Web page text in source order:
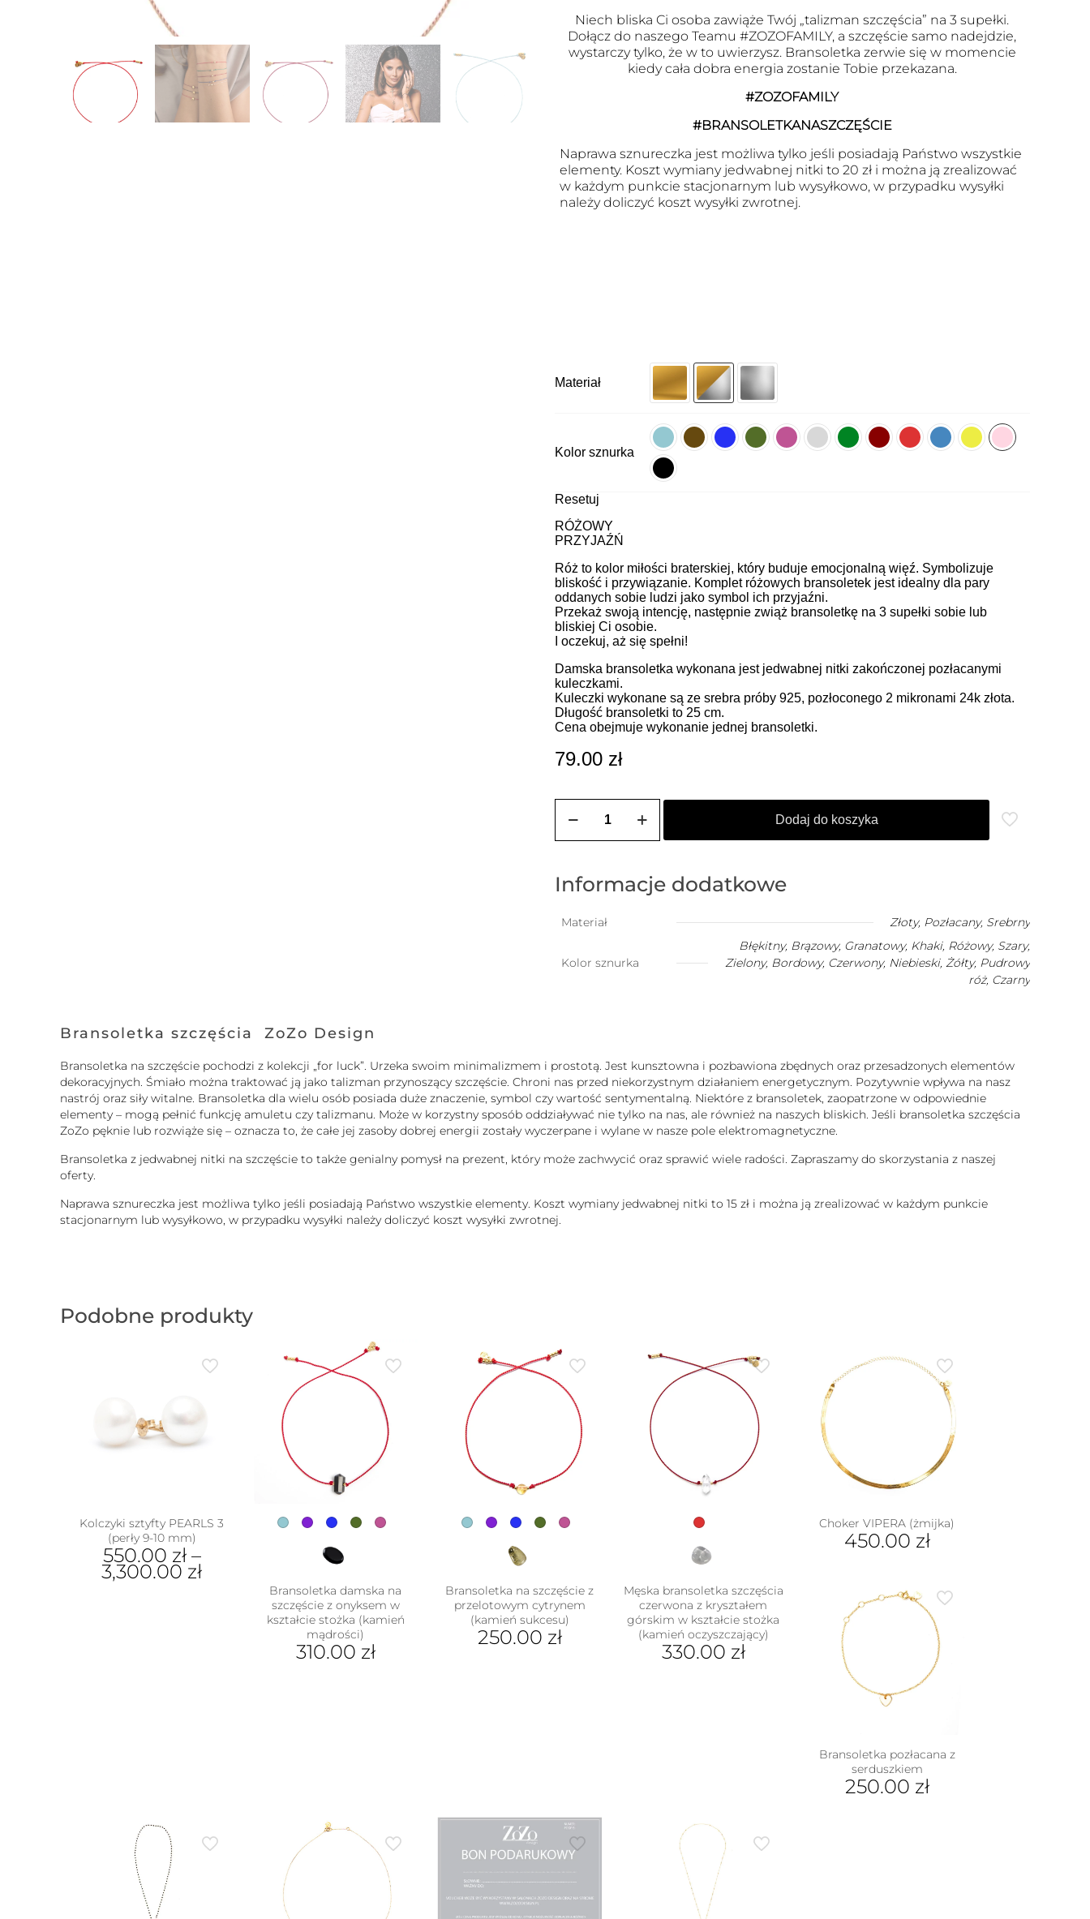
Niech bliska Ci osoba zawiąże Twój „talizman szczęścia” na 3 supełki.
Dołącz do naszego Teamu #ZOZOFAMILY, a szczęście samo nadejdzie,
wystarczy tylko, że w to uwierzysz. Bransoletka zerwie się w momencie
kiedy cała dobra energia zostanie Tobie przekazana.
#ZOZOFAMILY
#BRANSOLETKANASZCZĘŚCIE
Naprawa sznureczka jest możliwa tylko jeśli posiadają Państwo wszystkie
elementy. Koszt wymiany jedwabnej nitki to 20 zł i można ją zrealizować
w każdym punkcie stacjonarnym lub wysyłkowo, w przypadku wysyłki
należy doliczyć koszt wysyłki zwrotnej.
Materiał
Kolor sznurka
Resetuj
RÓŻOWY
PRZYJAŹŃ
Róż to kolor miłości braterskiej, który buduje emocjonalną więź. Symbolizuje
bliskość i przywiązanie. Komplet różowych bransoletek jest idealny dla pary
oddanych sobie ludzi jako symbol ich przyjaźni.
Przekaż swoją intencję, następnie zwiąż bransoletkę na 3 supełki sobie lub
bliskiej Ci osobie.
I oczekuj, aż się spełni!
Damska bransoletka wykonana jest jedwabnej nitki zakończonej pozłacanymi
kuleczkami.
Kuleczki wykonane są ze srebra próby 925, pozłoconego 2 mikronami 24k złota.
Długość bransoletki to 25 cm.
Cena obejmuje wykonanie jednej bransoletki.
79.00 zł
Bransoletka
z
kuleczką
Dodaj do koszyka
Informacje dodatkowe
Materiał Złoty, Pozłacany, Srebrny
Kolor sznurka
Błękitny, Brązowy, Granatowy, Khaki, Różowy, Szary,
Zielony, Bordowy, Czerwony, Niebieski, Żółty, Pudrowy
róż, Czarny
Bransoletka szczęścia ZoZo Design
Bransoletka na szczęście pochodzi z kolekcji „for luck”. Urzeka swoim minimalizmem i prostotą. Jest kunsztowna i pozbawiona zbędnych oraz przesadzonych elementów
dekoracyjnych. Śmiało można traktować ją jako talizman przynoszący szczęście. Chroni nas przed niekorzystnym działaniem energetycznym. Pozytywnie wpływa na nasz
nastrój oraz siły witalne. Bransoletka dla wielu osób posiada duże znaczenie, symbol czy wartość sentymentalną. Niektóre z bransoletek, zaopatrzone w odpowiednie
elementy – mogą pełnić funkcję amuletu czy talizmanu. Może w korzystny sposób oddziaływać nie tylko na nas, ale również na naszych bliskich. Jeśli bransoletka szczęścia
ZoZo pęknie lub rozwiąże się – oznacza to, że całe jej zasoby dobrej energii zostały wyczerpane i wylane w nasze pole elektromagnetyczne.
Bransoletka z jedwabnej nitki na szczęście to także genialny pomysł na prezent, który może zachwycić oraz sprawić wiele radości. Zapraszamy do skorzystania z naszej
oferty.
Naprawa sznureczka jest możliwa tylko jeśli posiadają Państwo wszystkie elementy. Koszt wymiany jedwabnej nitki to 15 zł i można ją zrealizować w każdym punkcie
stacjonarnym lub wysyłkowo, w przypadku wysyłki należy doliczyć koszt wysyłki zwrotnej.
Podobne produkty
Kolczyki sztyfty PEARLS 3
(perły 9-10 mm)
550.00 zł–
3,300.00 zł
Bransoletka damska na
szczęście z onyksem w
kształcie stożka (kamień
mądrości)
310.00 zł
produktu
Bransoletka na szczęście z
przelotowym cytrynem
(kamień sukcesu)
250.00 zł
produktu
Męska bransoletka szczęścia
czerwona z kryształem
górskim w kształcie stożka
(kamień oczyszczający)
330.00 zł
Choker VIPERA (żmijka)
450.00 zł
Bransoletka pozłacana z
serduszkiem
250.00 zł